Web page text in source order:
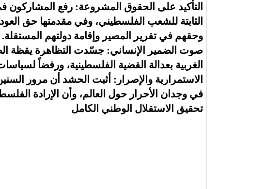
​التأكيد على الحقوق المشروعة: رفع
الثابتة للشعب الفلسطيني، وفي مقدمتها حق
وحقهم في تقرير المصير وإقامة دولتهم المستقلة.
​صوت الضمير الإنساني: جسّدت التظاهرة يقظة
الغربية بعدالة القضية الفلسطينية، ورفضاً
​الاستمرارية والإصرار: أثبت الحشد أن مرور
في وجدان الأحرار حول العالم، وأن الإرادة
تحقيق الاستقلال الوطني الكامل